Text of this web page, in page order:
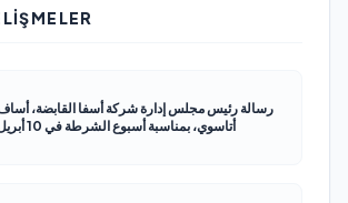
رسالة رئيس مجلس إدارة شركة أسفا القابضة،
أتاسوي، بمناسبة أسبوع الشرطة في 10 أبريل